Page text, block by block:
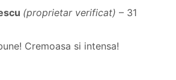
(proprietar verificat) – 31
Cremoasa si intensa!